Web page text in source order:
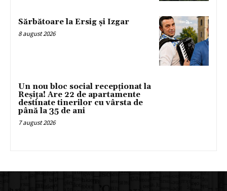
Sărbătoare la Ersig și Izgar
8 august 2026
Un nou bloc social recepționat la
Reșița! Are 22 de apartamente
destinate tinerilor cu vârsta de
până la 35 de ani
7 august 2026